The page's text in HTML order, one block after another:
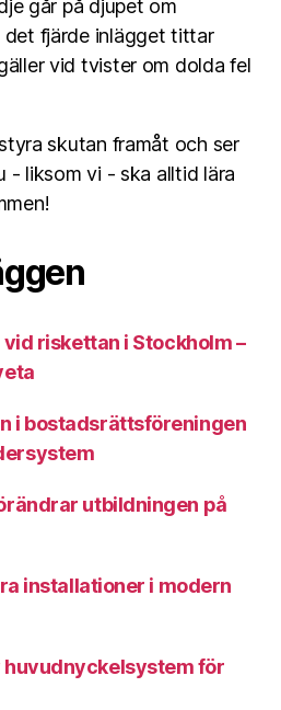
går på djupet om
fjärde inlägget tittar
vid tvister om dolda fel
skutan framåt och ser
- liksom vi - ska alltid lära
riskettan i Stockholm –
i bostadsrättsföreningen
utbildningen på
installationer i modern
för